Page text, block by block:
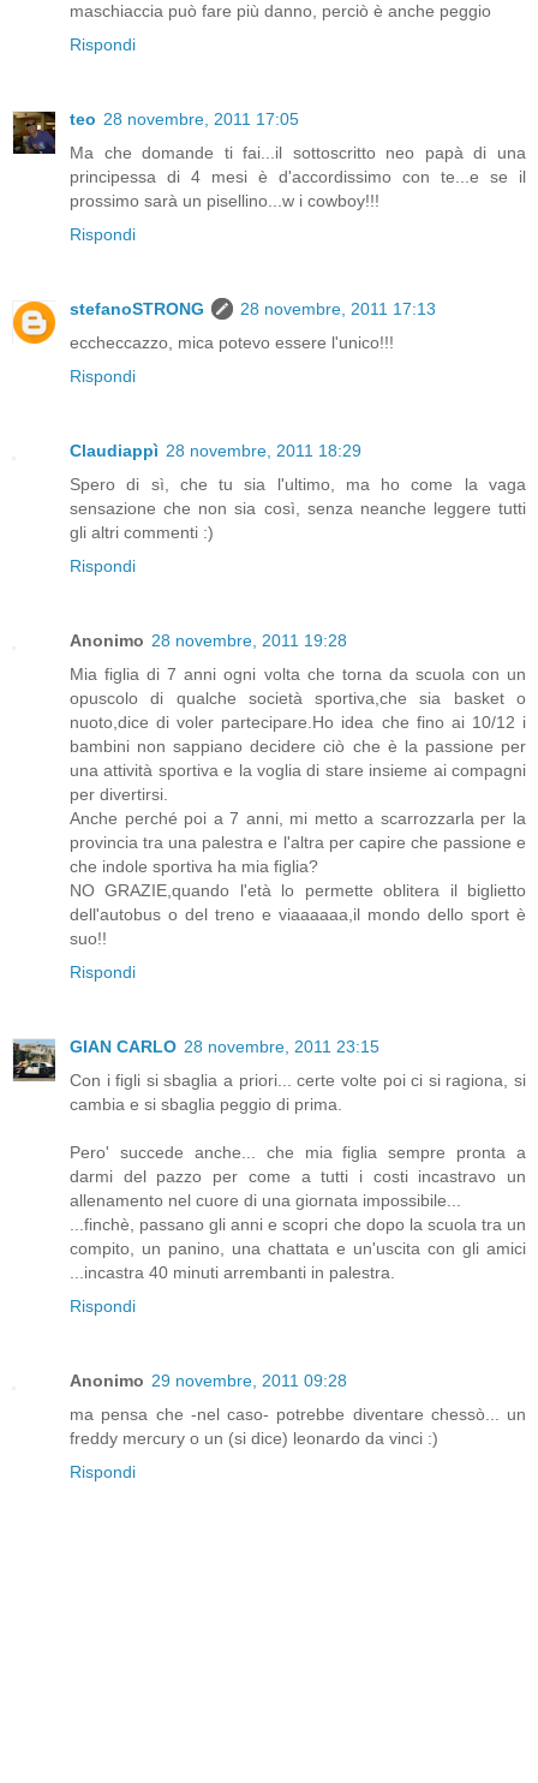
maschiaccia può fare più danno, perciò è anche peggio
Rispondi
teo 28 novembre, 2011 17:05
Ma che domande ti fai...il sottoscritto neo papà di una
principessa di 4 mesi è d'accordissimo con te...e se il
prossimo sarà un pisellino...w i cowboy!!!
Rispondi
stefanoSTRONG
28 novembre, 2011 17:13
eccheccazzo, mica potevo essere l'unico!!!
Rispondi
Claudiappì 28 novembre, 2011 18:29
Spero di sì, che tu sia l'ultimo, ma ho come la vaga
sensazione che non sia così, senza neanche leggere tutti
gli altri commenti :)
Rispondi
Anonimo 28 novembre, 2011 19:28
Mia figlia di 7 anni ogni volta che torna da scuola con un
opuscolo di qualche società sportiva,che sia basket o
nuoto,dice di voler partecipare.Ho idea che fino ai 10/12 i
bambini non sappiano decidere ciò che è la passione per
una attività sportiva e la voglia di stare insieme ai compagni
per divertirsi.
Anche perché poi a 7 anni, mi metto a scarrozzarla per la
provincia tra una palestra e l'altra per capire che passione e
che indole sportiva ha mia figlia?
NO GRAZIE,quando l'età lo permette oblitera il biglietto
dell'autobus o del treno e viaaaaaa,il mondo dello sport è
suo!!
Rispondi
GIAN CARLO 28 novembre, 2011 23:15
Con i figli si sbaglia a priori... certe volte poi ci si ragiona, si
cambia e si sbaglia peggio di prima.
Pero' succede anche... che mia figlia sempre pronta a
darmi del pazzo per come a tutti i costi incastravo un
allenamento nel cuore di una giornata impossibile...
...finchè, passano gli anni e scopri che dopo la scuola tra un
compito, un panino, una chattata e un'uscita con gli amici
...incastra 40 minuti arrembanti in palestra.
Rispondi
Anonimo 29 novembre, 2011 09:28
ma pensa che -nel caso- potrebbe diventare chessò... un
freddy mercury o un (si dice) leonardo da vinci :)
Rispondi